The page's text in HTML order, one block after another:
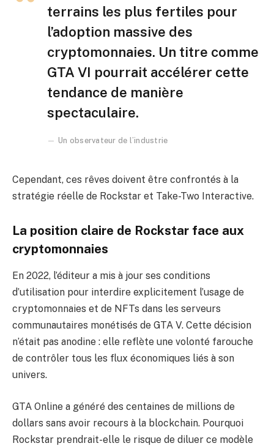
terrains les plus fertiles pour
l’adoption massive des
cryptomonnaies. Un titre comme
GTA VI pourrait accélérer cette
tendance de manière
spectaculaire.
Un observateur de l’industrie
Cependant, ces rêves doivent être confrontés à la
stratégie réelle de Rockstar et Take-Two Interactive.
La position claire de Rockstar face aux
cryptomonnaies
En 2022, l’éditeur a mis à jour ses conditions
d’utilisation pour interdire explicitement l’usage de
cryptomonnaies et de NFTs dans les serveurs
communautaires monétisés de GTA V. Cette décision
n’était pas anodine : elle reflète une volonté farouche
de contrôler tous les flux économiques liés à son
univers.
GTA Online a généré des centaines de millions de
dollars sans avoir recours à la blockchain. Pourquoi
Rockstar prendrait-elle le risque de diluer ce modèle